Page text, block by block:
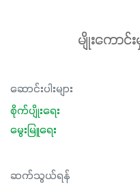
မလို့ အတွေးမများဘဲ သီးနှံ
မတ်သီးစုံကို သုံးကြပါစို့....
မျိုးကောင်
ဆောင်းပါးများ
စိုက်ပျိုးရေး
မွေးမြူရေး
ဆက်သွယ်ရန်